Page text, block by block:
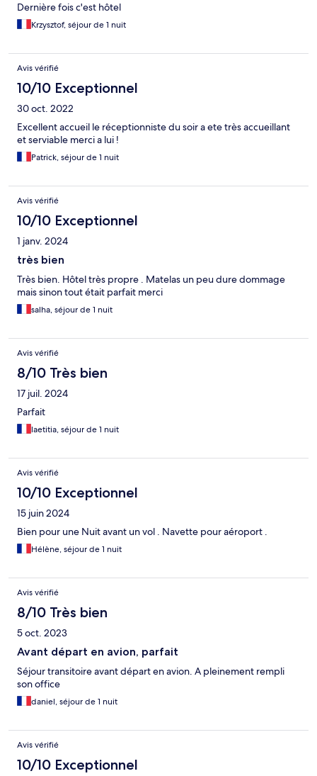
Dernière fois c'est hôtel
Krzysztof, séjour de 1 nuit
Avis vérifié
10/10 Exceptionnel
30 oct. 2022
Excellent accueil le réceptionniste du soir a ete très accueillant
et serviable merci a lui !
Patrick, séjour de 1 nuit
Avis vérifié
10/10 Exceptionnel
1 janv. 2024
très bien
Très bien. Hôtel très propre . Matelas un peu dure dommage
mais sinon tout était parfait merci
salha, séjour de 1 nuit
Avis vérifié
8/10 Très bien
17 juil. 2024
Parfait
laetitia, séjour de 1 nuit
Avis vérifié
10/10 Exceptionnel
15 juin 2024
Bien pour une Nuit avant un vol . Navette pour aéroport .
Hélène, séjour de 1 nuit
Avis vérifié
8/10 Très bien
5 oct. 2023
Avant départ en avion, parfait
Séjour transitoire avant départ en avion. A pleinement rempli
son office
daniel, séjour de 1 nuit
Avis vérifié
10/10 Exceptionnel